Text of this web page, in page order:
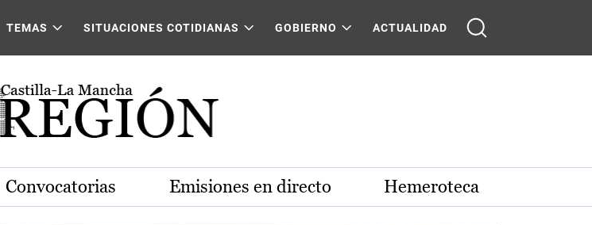
TEMAS SITUACIONES COTIDIANAS GOBIERNO ACTUALIDAD
Convocatorias Emisiones en directo Hemeroteca